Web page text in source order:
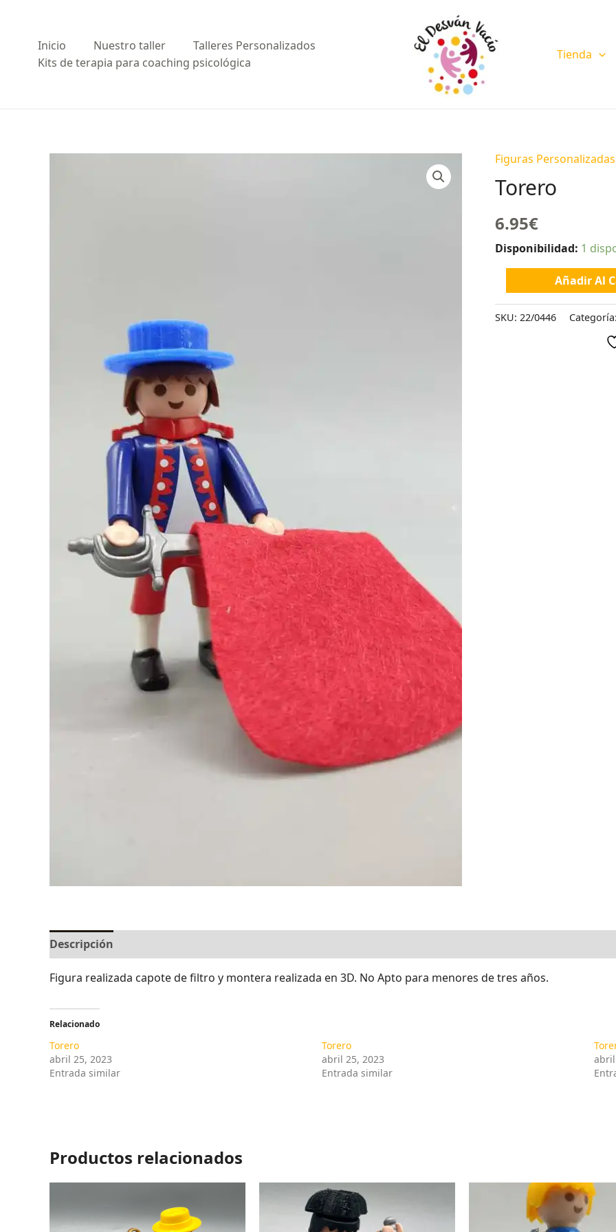
contenidoInicio Nuestro taller
Talleres Personalizados
Kits de terapia para coaching psicológica
Tienda
Figuras
Torero
6.95€
Disponibilidad: 1
Torero
cantidad
Añadir Al
SKU: 22/0446
Descripción
Figura realizada capote de filtro y montera realizada en 3D. No Apto para menores de tres años.
Relacionado
Torero
abril 25, 2023
Entrada similar
Torero
abril 25, 2023
Entrada similar
abril
Productos relacionados